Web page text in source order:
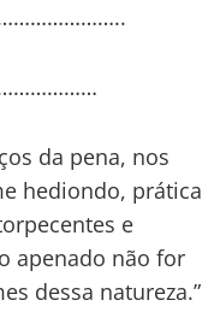
da pena, nos
hediondo, prática
e
apenado não for
dessa natureza.”